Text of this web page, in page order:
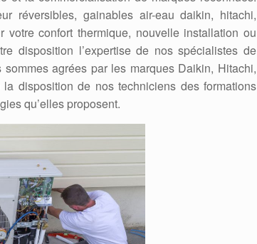
réversibles, gainables air-eau daikin, hitachi,
confort thermique, nouvelle installation ou
disposition l’expertise de nos spécialistes de
agrées par les marques Daikin, Hitachi,
disposition de nos techniciens des formations
qu’elles proposent.